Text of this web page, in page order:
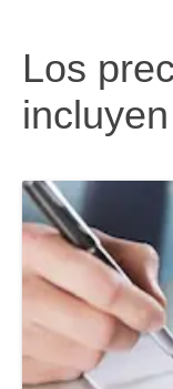
Los
incluyen